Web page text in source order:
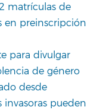
matrículas de
en preinscripción
para divulgar
de género
desde
invasoras pueden